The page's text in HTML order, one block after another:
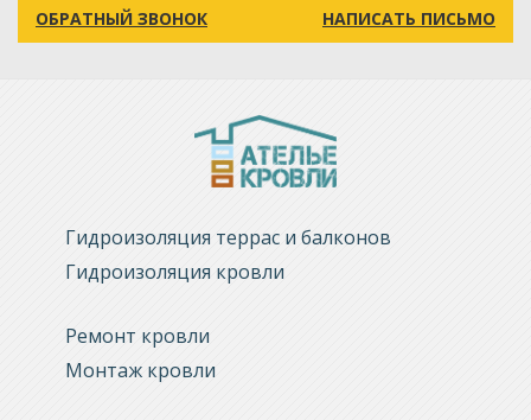
ОБРАТНЫЙ ЗВОНОК
НАПИСАТЬ ПИСЬМО
Гидроизоляция террас и балконов
Гидроизоляция кровли
Ремонт кровли
Монтаж кровли